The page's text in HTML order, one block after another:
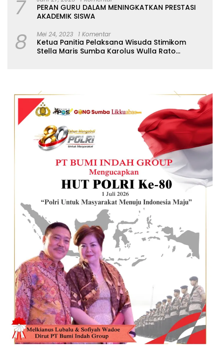
7
PERAN GURU DALAM MENINGKATKAN PRESTASI
AKADEMIK SISWA
8 Mei 24, 2023 1 Komentar
Ketua Panitia Pelaksana Wisuda Stimikom
Stella Maris Sumba Karolus Wulla Rato